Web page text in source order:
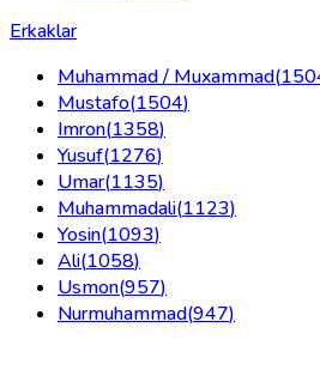
Erkaklar
Muhammad / Muxammad(
Mustafo(1504)
Imron(1358)
Yusuf(1276)
Umar(1135)
Muhammadali(1123)
Yosin(1093)
Ali(1058)
Usmon(957)
Nurmuhammad(947)